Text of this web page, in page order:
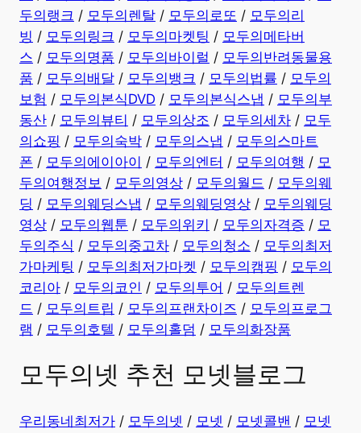
두의랭크 / 모두의렌탈 / 모두의로또 / 모두의리
빙 / 모두의링크 / 모두의마켓팅 / 모두의메타버
스 / 모두의명품 / 모두의바이럴 / 모두의반려동물용
품 / 모두의배달 / 모두의뱅크 / 모두의법률 / 모두의
보험 / 모두의본식DVD / 모두의본식스냅 / 모두의부
동산 / 모두의뷰티 / 모두의상조 / 모두의세차 / 모두
의쇼핑 / 모두의숙박 / 모두의스냅 / 모두의스마트
폰 / 모두의에이아이 / 모두의엔터 / 모두의여행 / 모
두의여행정보 / 모두의영상 / 모두의월드 / 모두의웨
딩 / 모두의웨딩스냅 / 모두의웨딩영상 / 모두의웨딩
영상 / 모두의웹툰 / 모두의위키 / 모두의자격증 / 모
두의주식 / 모두의중고차 / 모두의청소 / 모두의최저
가마케팅 / 모두의최저가마켓 / 모두의캠핑 / 모두의
코리아 / 모두의코인 / 모두의투어 / 모두의트렌
드 / 모두의트립 / 모두의프랜차이즈 / 모두의프로그
램 / 모두의호텔 / 모두의홀덤 / 모두의화장품
모두의넷 추천 모넷블로그
우리동네최저가 / 모두의넷 / 모넷 / 모넷콜밴 / 모넷